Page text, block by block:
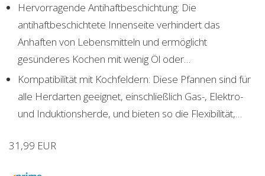
Hervorragende Antihaftbeschichtung: Die
antihaftbeschichtete Innenseite verhindert das
Anhaften von Lebensmitteln und ermöglicht
gesünderes Kochen mit wenig Öl oder…
Kompatibilität mit Kochfeldern: Diese Pfannen sind für
alle Herdarten geeignet, einschließlich Gas-, Elektro-
und Induktionsherde, und bieten so die Flexibilität,…
31,99 EUR